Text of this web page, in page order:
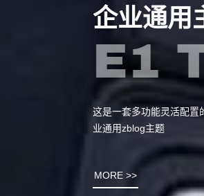
企业通用
E1
这是一套多功能灵活配置
业通用zblog主题
MORE >>